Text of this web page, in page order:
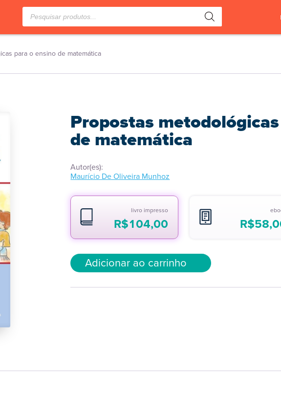
Pesquisar
produtos
para o ensino de matemática
Propostas
de matemática
Autor(es):
Maurício De Oliveira Munhoz
livro impresso
R$104,00 R$
Adicionar ao carrinho